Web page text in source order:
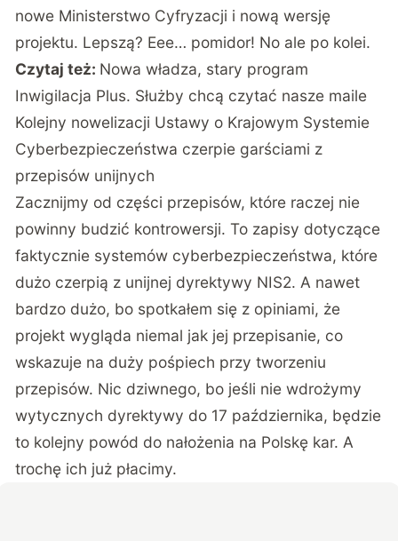
nowe Ministerstwo Cyfryzacji i nową wersję
projektu. Lepszą? Eee… pomidor! No ale po kolei.
Czytaj też: Nowa władza, stary program
Inwigilacja Plus. Służby chcą czytać nasze maile
Kolejny nowelizacji Ustawy o Krajowym Systemie
Cyberbezpieczeństwa czerpie garściami z
przepisów unijnych
Zacznijmy od części przepisów, które raczej nie
powinny budzić kontrowersji. To zapisy dotyczące
faktycznie systemów cyberbezpieczeństwa, które
dużo czerpią z unijnej dyrektywy NIS2. A nawet
bardzo dużo, bo spotkałem się z opiniami, że
projekt wygląda niemal jak jej przepisanie, co
wskazuje na duży pośpiech przy tworzeniu
przepisów. Nic dziwnego, bo jeśli nie wdrożymy
wytycznych dyrektywy do 17 października, będzie
to kolejny powód do nałożenia na Polskę kar. A
trochę ich już płacimy.